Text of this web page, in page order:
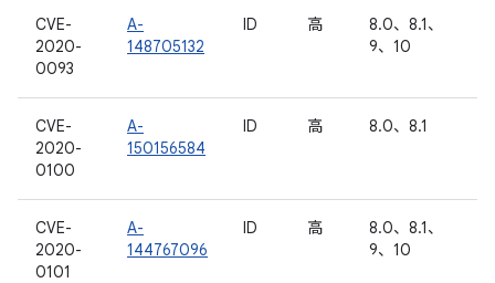
CVE-
2020-
0093
A-
148705132
ID 高
8.0、8.1、
9、10
CVE-
2020-
0100
A-
150156584
ID 高 8.0、8.1
CVE-
2020-
0101
A-
144767096
ID 高
8.0、8.1、
9、10